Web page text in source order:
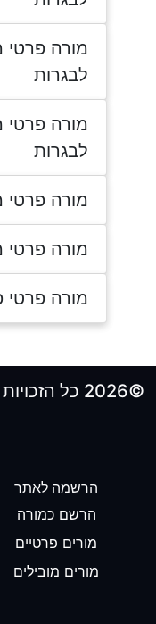
לבגרות
לבגרות
מורה
מורה
מורה פרטי
©2026 כל הזכויות שמורות לאתר הולכים-על-100
הרשמה לאתר
הרשם כמורה
מורים פרטיים
מורים מובילים